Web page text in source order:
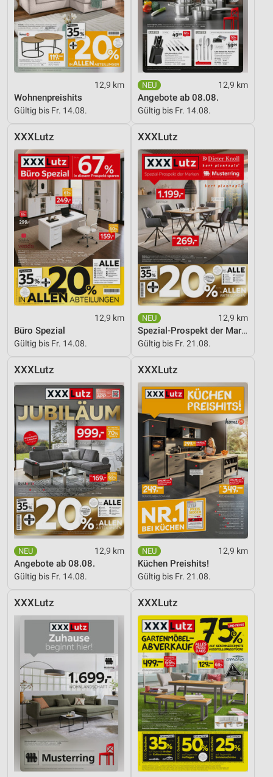
12,9 km
Wohnenpreishits
Gültig bis Fr. 14.08.
12,9 km
Angebote ab 08.08.
Gültig bis Fr. 14.08.
XXXLutz
12,9 km
Büro Spezial
Gültig bis Fr. 14.08.
XXXLutz
12,9 km
Spezial-Prospekt der Marken
Gültig bis Fr. 21.08.
XXXLutz
12,9 km
Angebote ab 08.08.
Gültig bis Fr. 14.08.
XXXLutz
12,9 km
Küchen Preishits!
Gültig bis Fr. 21.08.
XXXLutz XXXLutz
Nicht-IAB-Verarbeitungszwecke:
Notwendig
Performance
Werbung